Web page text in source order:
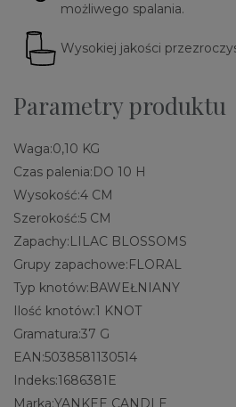
możliwego spalania.
Wysokiej jakości
Parametry produktu
Waga:0,10 KG
Czas palenia:DO 10 H
Wysokość:4 CM
Szerokość:5 CM
Zapachy:LILAC BLOSSOMS
Grupy zapachowe:FLORAL
Typ knotów:BAWEŁNIANY
Ilość knotów:1 KNOT
Gramatura:37 G
EAN:5038581130514
Indeks:1686381E
Marka:YANKEE CANDLE